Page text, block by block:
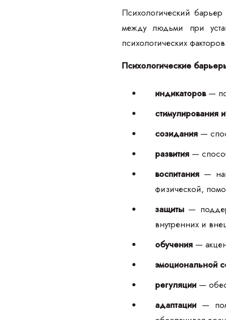
Психологический
между людьми при
психологических факторов.
Психологические
индикаторов—
стимулирования
созидания —
развития —
воспитания —
физической,
защиты —
внутренних и
обучения —
эмоциональной
регуляции —
адаптации —